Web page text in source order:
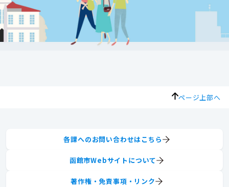
ページ上部へ
各課へのお問い合わせはこちら
函館市Webサイトについて
著作権・免責事項・リンク